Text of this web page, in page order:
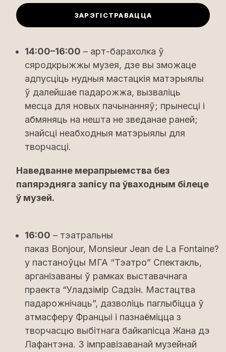
ЗАРЭГІСТРАВАЦЦА
14:00–16:00 – арт-барахолка ў
сяродкрыжжы музея, дзе вы зможаце
адпусціць нудныя мастацкія матэрыялы
ў далейшае падарожжа, вызваліць
месца для новых пачынанняў; прынесці і
абмяняць на нешта не зведанае раней;
знайсці неабходныя матэрыялы для
творчасці.
Наведванне мерапрыемства без
папярэдняга запісу па ўваходным білеце
ў музей.
16:00 – тэатральны
паказ Bonjour, Monsieur Jean de La Fontaine?
у пастаноўцы МГА “Тэатро” Спектакль,
арганізаваны ў рамках выставачнага
праекта “Уладзімір Садзін. Мастацтва
падарожнічаць”, дазволіць паглыбіцца ў
атмасферу Францыі і пазнаёміцца з
творчасцю выбітнага байкапісца Жана дэ
Лафантэна. З імправізаванай музейнай